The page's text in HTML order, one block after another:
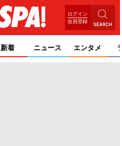
ログイン
会員登録
新着 ニュース エンタメ